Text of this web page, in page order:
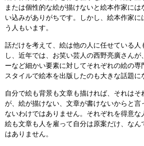
または個性的な絵が描けないと絵本作家には
い込みがありがちです。しかし、絵本作家に
う人もいます。
話だけを考えて、絵は他の人に任せている人
し、近年では、お笑い芸人の西野亮廣さんが
ーなど細かい要素に対してそれぞれの絵の専
スタイルで絵本を出版したのも大きな話題に
自分で絵も背景も文章も描ければ、それはそ
が、絵が描けない、文章が書けないからと言
ないわけではありません。それぞれを得意な
絵も文章も人を雇って自分は原案だけ、なん
はありません。